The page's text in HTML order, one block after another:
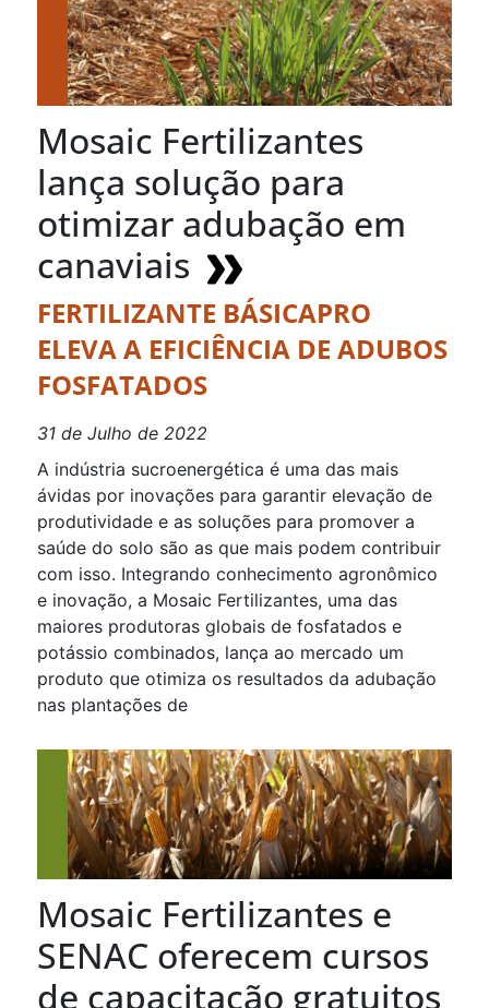
Mosaic Fertilizantes
lança solução para
otimizar adubação em
canaviais
FERTILIZANTE BÁSICAPRO
ELEVA A EFICIÊNCIA DE ADUBOS
FOSFATADOS
31 de Julho de 2022
A indústria sucroenergética é uma das mais
ávidas por inovações para garantir elevação de
produtividade e as soluções para promover a
saúde do solo são as que mais podem contribuir
com isso. Integrando conhecimento agronômico
e inovação, a Mosaic Fertilizantes, uma das
maiores produtoras globais de fosfatados e
potássio combinados, lança ao mercado um
produto que otimiza os resultados da adubação
nas plantações de
Mosaic Fertilizantes e
SENAC oferecem cursos
de capacitação gratuitos